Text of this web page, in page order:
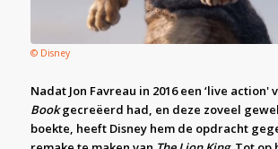
© Disney
Nadat Jon Favreau in 2016 een ‘live action'
Bookgecreëerd had, en deze zoveel
boekte, heeft Disney hem de opdracht